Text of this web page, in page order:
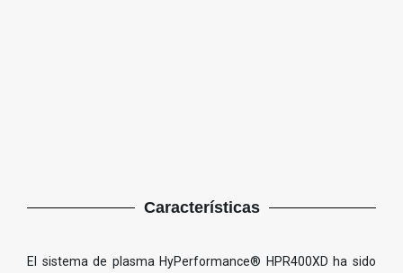
Características
El sistema de plasma HyPerformance® HPR400XD ha sido